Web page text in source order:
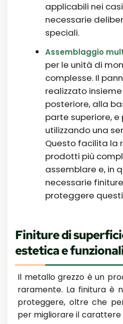
applicabili nei
necessarie
speciali.
Assemblaggio
per le unità di
complesse. Il
realizzato
posteriore, alla
parte superiore,
utilizzando una
Questo facilita la
prodotti più
assemblare e, in
necessarie
proteggere questi
Finiture di
estetica e
Il metallo grezzo è un
raramente. La finitura è
proteggere, oltre che
per migliorare il